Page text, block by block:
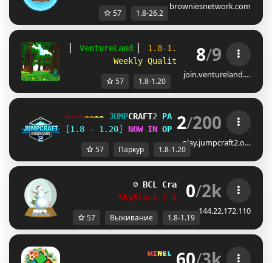
browniesnetwork.com
57 1.8-26.2
VentureLand 1.8-1.20 ▎
Weekly Quality of Life
8/9
join.ventureland.…
57 1.8-1.20
<------- JUMPCRAFT2 PARKOUR -- -- --->
[1.8 - 1.20] NOW IN OPEN BETA!
2/200
play.jumpcraft2.o…
57 Паркур 1.8-1.20
☺ BCL Craft 1.8 - 1.19
SkyBlock | Survival | RankUp
0/2k
144.22.172.110
57 Выживание 1.8-1.19
ᴍɪɴᴇʟᴀ ɴᴅ ɴᴇᴛᴡᴏʀᴋ ☀